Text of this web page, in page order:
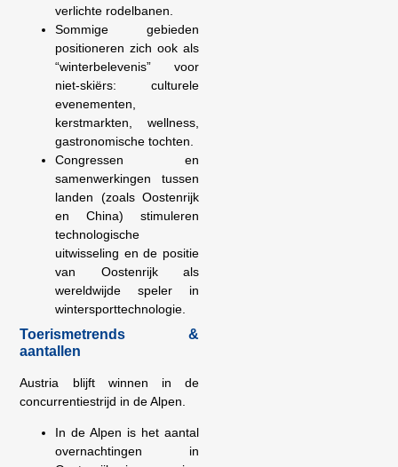
verlichte rodelbanen.
Sommige gebieden
positioneren zich ook als
“winterbelevenis” voor
niet-skiërs: culturele
evenementen,
kerstmarkten, wellness,
gastronomische tochten.
Congressen en
samenwerkingen tussen
landen (zoals Oostenrijk
en China) stimuleren
technologische
uitwisseling en de positie
van Oostenrijk als
wereldwijde speler in
wintersporttechnologie.
Toerismetrends &
aantallen
Austria blijft winnen in de
concurrentiestrijd in de Alpen.
In de Alpen is het aantal
overnachtingen in